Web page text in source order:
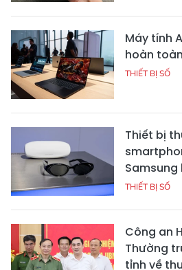
Máy tính
hoàn toàn
THIẾT BỊ SỐ
Thiết bị
Samsung
THIẾT BỊ SỐ
Công an
Thường
tỉnh về